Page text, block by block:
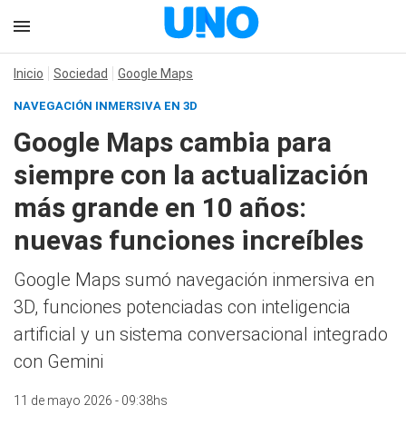
Inicio Sociedad Google Maps
NAVEGACIÓN INMERSIVA EN 3D
Google Maps cambia para
siempre con la actualización
más grande en 10 años:
nuevas funciones increíbles
Google Maps sumó navegación inmersiva en
3D, funciones potenciadas con inteligencia
artificial y un sistema conversacional integrado
con Gemini
11 de mayo 2026 - 09:38hs